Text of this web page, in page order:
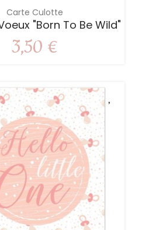
Carte Culotte
"Born To Be Wild"
3,50 €